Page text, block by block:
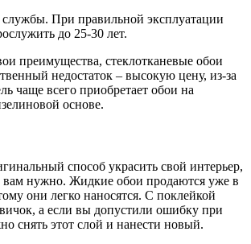
При правильной эксплуатации
до 25-30 лет.
преимущества, стеклотканевые обои
недостаток – высокую цену, из-за
чаще всего приобретает обои на
основе.
способ украсить свой интерьер,
вам нужно. Жидкие обои продаются уже в
они легко наносятся. С поклейкой
а если вы допустили ошибку при
снять этот слой и нанести новый.